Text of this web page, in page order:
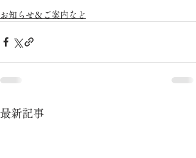
お知らせ＆ご案内など
最新記事